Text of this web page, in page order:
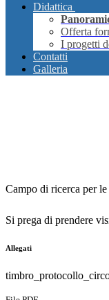
Didattica
Offerta
I progetti
Contatti
Galleria
Campo di ricerca per
Si prega di prendere
Allegati